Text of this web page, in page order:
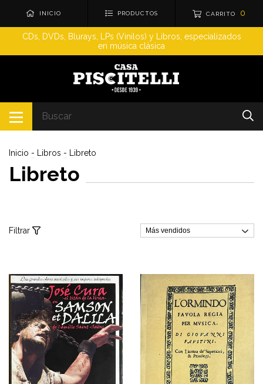
INICIO PRODUCTOS CARRITO 0
CDs, DVDs, Blurays, LPs (Vinilos) y Libros, especializados
en música clásica
Inicio - Libros - Libreto
Libreto
Filtrar